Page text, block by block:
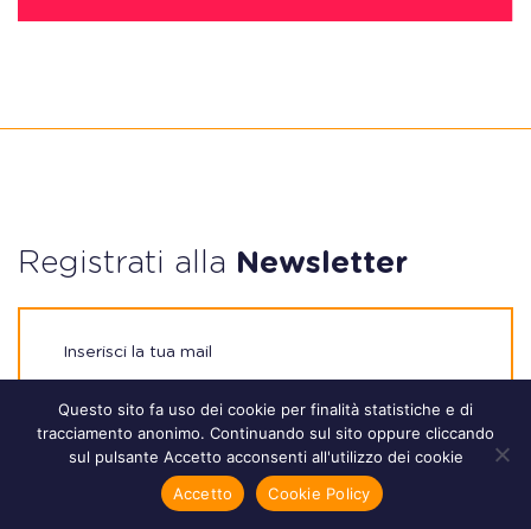
Registrati alla Newsletter
REGISTRATI
Questo sito fa uso dei cookie per finalità statistiche e di
tracciamento anonimo. Continuando sul sito oppure cliccando
sul pulsante Accetto acconsenti all'utilizzo dei cookie
Accetto
Cookie Policy